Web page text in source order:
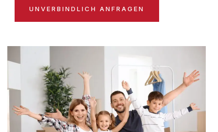
UNVERBINDLICH ANFRAGEN